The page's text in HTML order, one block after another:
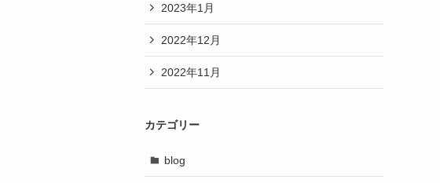
2023年1月
2022年12月
2022年11月
カテゴリー
blog